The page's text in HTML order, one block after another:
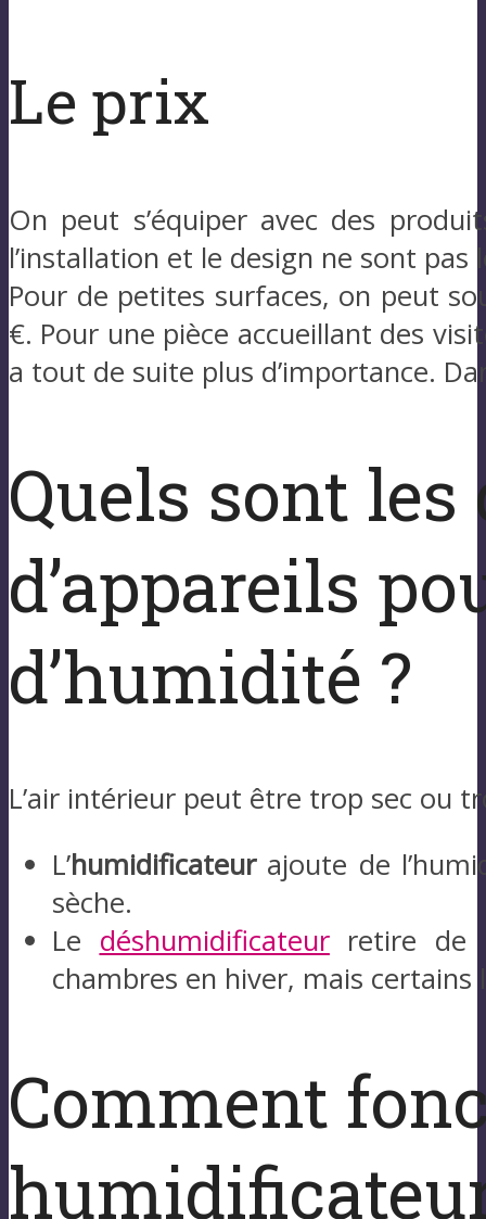
Le prix
On peut s’équiper avec des
l’installation et le design ne sont pas
Pour de petites surfaces, on peut
€. Pour une pièce accueillant des
a tout de suite plus d’importance.
Quels sont
d’appareils
d’humidité ?
L’air intérieur peut être trop sec ou
L’humidificateurajoute de
sèche.
Le déshumidificateurretire de
chambres en hiver, mais certains
Comment